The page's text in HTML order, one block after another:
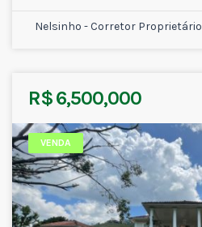
Nelsinho - Corretor Proprietário
R$ 6,500,000
VENDA